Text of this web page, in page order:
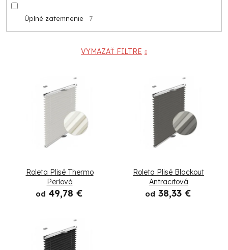
Úplné zatemnenie 7
VYMAZAŤ FILTRE
Roleta Plisé Thermo
Perlová
od 49,78 €
Roleta Plisé Blackout
Antracitová
od 38,33 €